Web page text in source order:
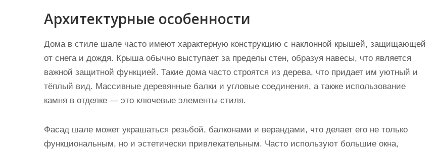
Архитектурные особенности
Дома в стиле шале часто имеют характерную конструкцию с наклонной крышей, защищающей
от снега и дождя. Крыша обычно выступает за пределы стен, образуя навесы, что является
важной защитной функцией. Такие дома часто строятся из дерева, что придает им уютный и
тёплый вид. Массивные деревянные балки и угловые соединения, а также использование
камня в отделке — это ключевые элементы стиля.
Фасад шале может украшаться резьбой, балконами и верандами, что делает его не только
функциональным, но и эстетически привлекательным. Часто используют большие окна,